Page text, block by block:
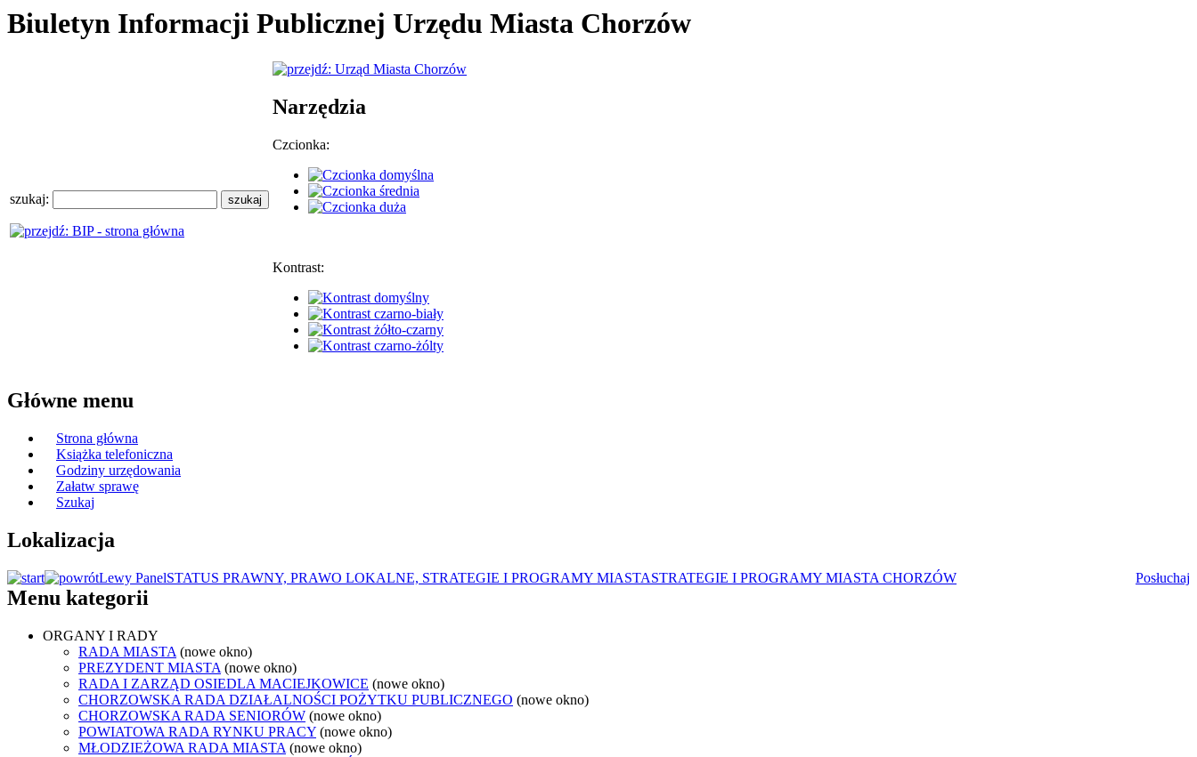
Biuletyn Informacji Publicznej Urzędu Miasta Chorzów
szukaj:
Narzędzia
Czcionka:
Kontrast:
Główne menu
Strona główna
Książka telefoniczna
Godziny urzędowania
Załatw sprawę
Szukaj
Lokalizacja
Posłuchaj
Lewy PanelSTATUS PRAWNY, PRAWO LOKALNE, STRATEGIE I PROGRAMY MIASTASTRATEGIE I PROGRAMY MIASTA CHORZÓW
Menu kategorii
ORGANY I RADY
RADA MIASTA (nowe okno)
PREZYDENT MIASTA (nowe okno)
RADA I ZARZĄD OSIEDLA MACIEJKOWICE (nowe okno)
CHORZOWSKA RADA DZIAŁALNOŚCI POŻYTKU PUBLICZNEGO (nowe okno)
CHORZOWSKA RADA SENIORÓW (nowe okno)
POWIATOWA RADA RYNKU PRACY (nowe okno)
MŁODZIEŻOWA RADA MIASTA (nowe okno)